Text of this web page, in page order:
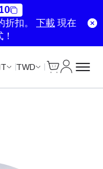
折扣。 下載 現在
TWD